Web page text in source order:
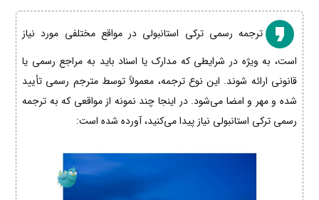
ترجمه رسمی ترکی استانبولی در مواقع مختلفی مورد نیاز
است، به ویژه در شرایطی که مدارک یا اسناد باید به مراجع رسمی یا
قانونی ارائه شوند. این نوع ترجمه، معمولاً توسط مترجم رسمی تأیید
شده و مهر و امضا می‌شود. در اینجا چند نمونه از مواقعی که به ترجمه
رسمی ترکی استانبولی نیاز پیدا می‌کنید، آورده شده است: